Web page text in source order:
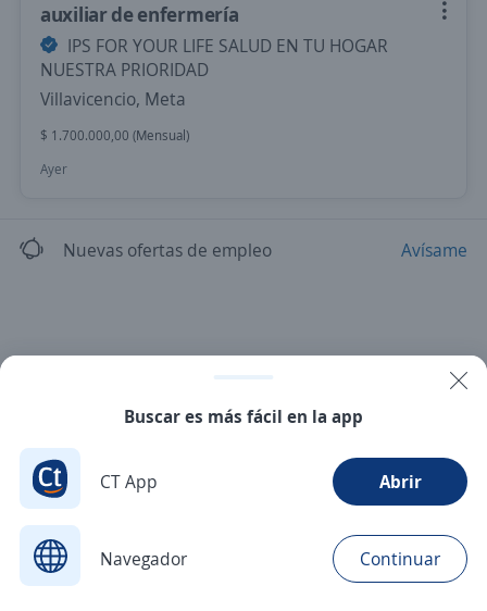
auxiliar de enfermería
IPS FOR YOUR LIFE SALUD EN TU HOGAR
NUESTRA PRIORIDAD
Villavicencio, Meta
$ 1.700.000,00 (Mensual)
Ayer
Nuevas ofertas de empleo Avísame
Buscar es más fácil en la app
CT App Abrir
Navegador Continuar